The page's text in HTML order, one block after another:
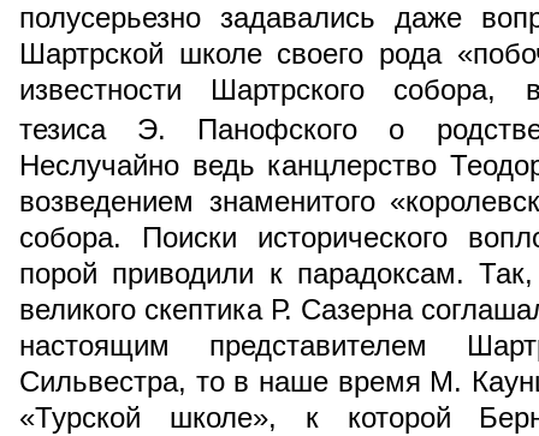
полусерьезно задавались даже
Шартрской школе своего рода
известности Шартрского собора,
тезиса Э. Панофского о
Неслучайно ведь канцлерство
возведением знаменитого
собора. Поиски исторического
порой приводили к парадоксам.
великого скептика Р. Сазерна
настоящим представителем
Сильвестра, то в наше время М.
«Турской школе», к которой